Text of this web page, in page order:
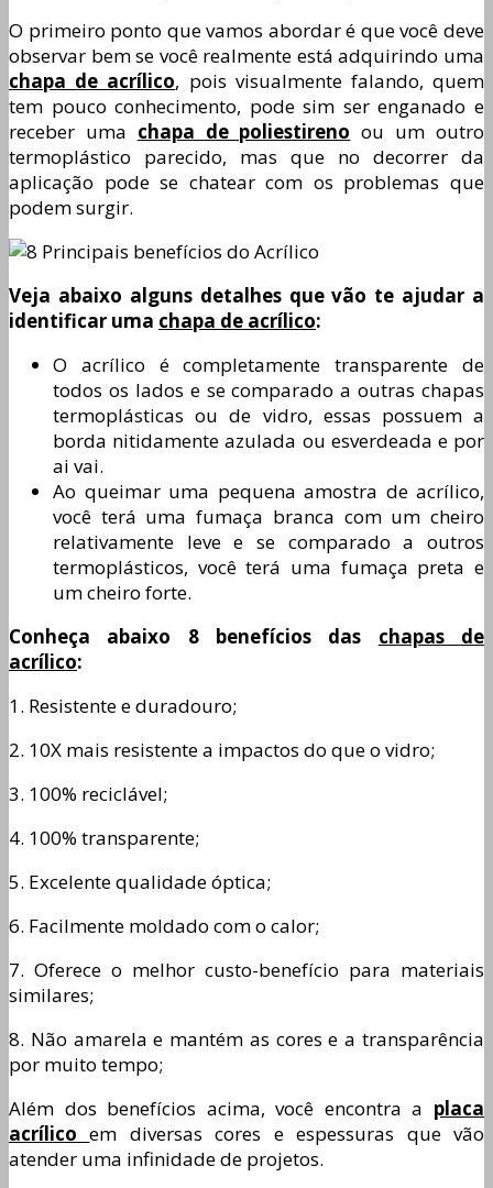
O primeiro ponto que vamos abordar é que você deve
observar bem se você realmente está adquirindo uma
chapa de acrílico, pois visualmente falando, quem
tem pouco conhecimento, pode sim ser enganado e
receber uma chapa de poliestireno ou um outro
termoplástico parecido, mas que no decorrer da
aplicação pode se chatear com os problemas que
podem surgir.
Veja abaixo alguns detalhes que vão te ajudar a
identificar uma chapa de acrílico:
O acrílico é completamente transparente de
todos os lados e se comparado a outras chapas
termoplásticas ou de vidro, essas possuem a
borda nitidamente azulada ou esverdeada e por
ai vai.
Ao queimar uma pequena amostra de acrílico,
você terá uma fumaça branca com um cheiro
relativamente leve e se comparado a outros
termoplásticos, você terá uma fumaça preta e
um cheiro forte.
Conheça abaixo 8 benefícios das chapas de
acrílico:
1. Resistente e duradouro;
2. 10X mais resistente a impactos do que o vidro;
3. 100% reciclável;
4. 100% transparente;
5. Excelente qualidade óptica;
6. Facilmente moldado com o calor;
7. Oferece o melhor custo-benefício para materiais
similares;
8. Não amarela e mantém as cores e a transparência
por muito tempo;
Além dos benefícios acima, você encontra a placa
acrílicoem diversas cores e espessuras que vão
atender uma infinidade de projetos.